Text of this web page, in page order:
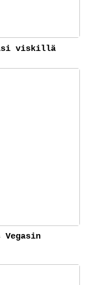
viskillä
Vegasin